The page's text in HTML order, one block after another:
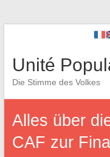
Unité
Die Stimme des Volkes
Alles über
CAF zur